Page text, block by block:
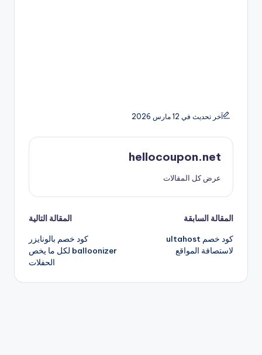
آخر تحديث في 12 مارس 2026
hellocoupon.net
عرض كل المقالات
تصفّح
المقالات
المقالة السابقة
كود خصم ultahost
لاستصافة المواقع
المقالة التالية
كود خصم بالونايزر
balloonizer لكل ما يخص
الحفلات